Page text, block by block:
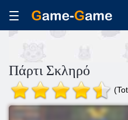
Πάρτι Σκληρό